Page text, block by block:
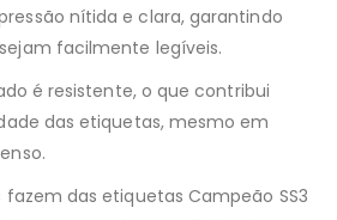
nítida e clara, garantindo
facilmente legíveis.
é resistente, o que contribui
das etiquetas, mesmo em
das etiquetas Campeão SS3